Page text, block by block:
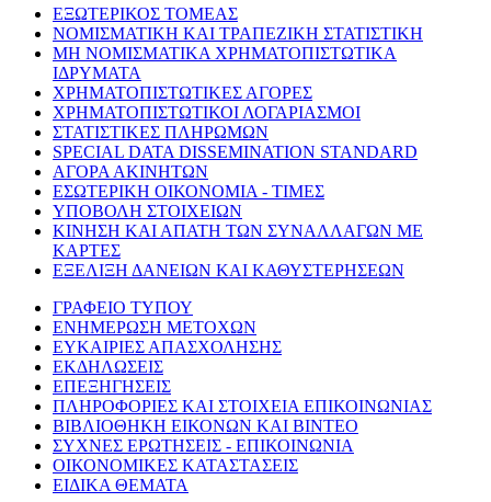
ΕΞΩΤΕΡΙΚΟΣ ΤΟΜΕΑΣ
ΝΟΜΙΣΜΑΤΙΚΗ ΚΑΙ ΤΡΑΠΕΖΙΚΗ ΣΤΑΤΙΣΤΙΚΗ
ΜΗ ΝΟΜΙΣΜΑΤΙΚΑ ΧΡΗΜΑΤΟΠΙΣΤΩΤΙΚΑ
ΙΔΡΥΜΑΤΑ
ΧΡΗΜΑΤΟΠΙΣΤΩΤΙΚΕΣ ΑΓΟΡΕΣ
ΧΡΗΜΑΤΟΠΙΣΤΩΤΙΚΟΙ ΛΟΓΑΡΙΑΣΜΟΙ
ΣΤΑΤΙΣΤΙΚΕΣ ΠΛΗΡΩΜΩΝ
SPECIAL DATA DISSEMINATION STANDARD
ΑΓΟΡΑ ΑΚΙΝΗΤΩΝ
ΕΣΩΤΕΡΙΚΗ ΟΙΚΟΝΟΜΙΑ - ΤΙΜΕΣ
ΥΠΟΒΟΛΗ ΣΤΟΙΧΕΙΩΝ
ΚΙΝΗΣΗ ΚΑΙ ΑΠΑΤΗ ΤΩΝ ΣΥΝΑΛΛΑΓΩΝ ΜΕ
ΚΑΡΤΕΣ
ΕΞΕΛΙΞΗ ΔΑΝΕΙΩΝ ΚΑΙ ΚΑΘΥΣΤΕΡΗΣΕΩΝ
ΓΡΑΦΕΙΟ ΤΥΠΟΥ
ΕΝΗΜΕΡΩΣΗ ΜΕΤΟΧΩΝ
ΕΥΚΑΙΡΙΕΣ ΑΠΑΣΧΟΛΗΣΗΣ
ΕΚΔΗΛΩΣΕΙΣ
ΕΠΕΞΗΓΗΣΕΙΣ
ΠΛΗΡΟΦΟΡΙΕΣ ΚΑΙ ΣΤΟΙΧΕΙΑ ΕΠΙΚΟΙΝΩΝΙΑΣ
ΒΙΒΛΙΟΘΗΚΗ ΕΙΚΟΝΩΝ ΚΑΙ ΒΙΝΤΕΟ
ΣΥΧΝΕΣ ΕΡΩΤΗΣΕΙΣ - ΕΠΙΚΟΙΝΩΝΙΑ
ΟΙΚΟΝΟΜΙΚΕΣ ΚΑΤΑΣΤΑΣΕΙΣ
ΕΙΔΙΚΑ ΘΕΜΑΤΑ